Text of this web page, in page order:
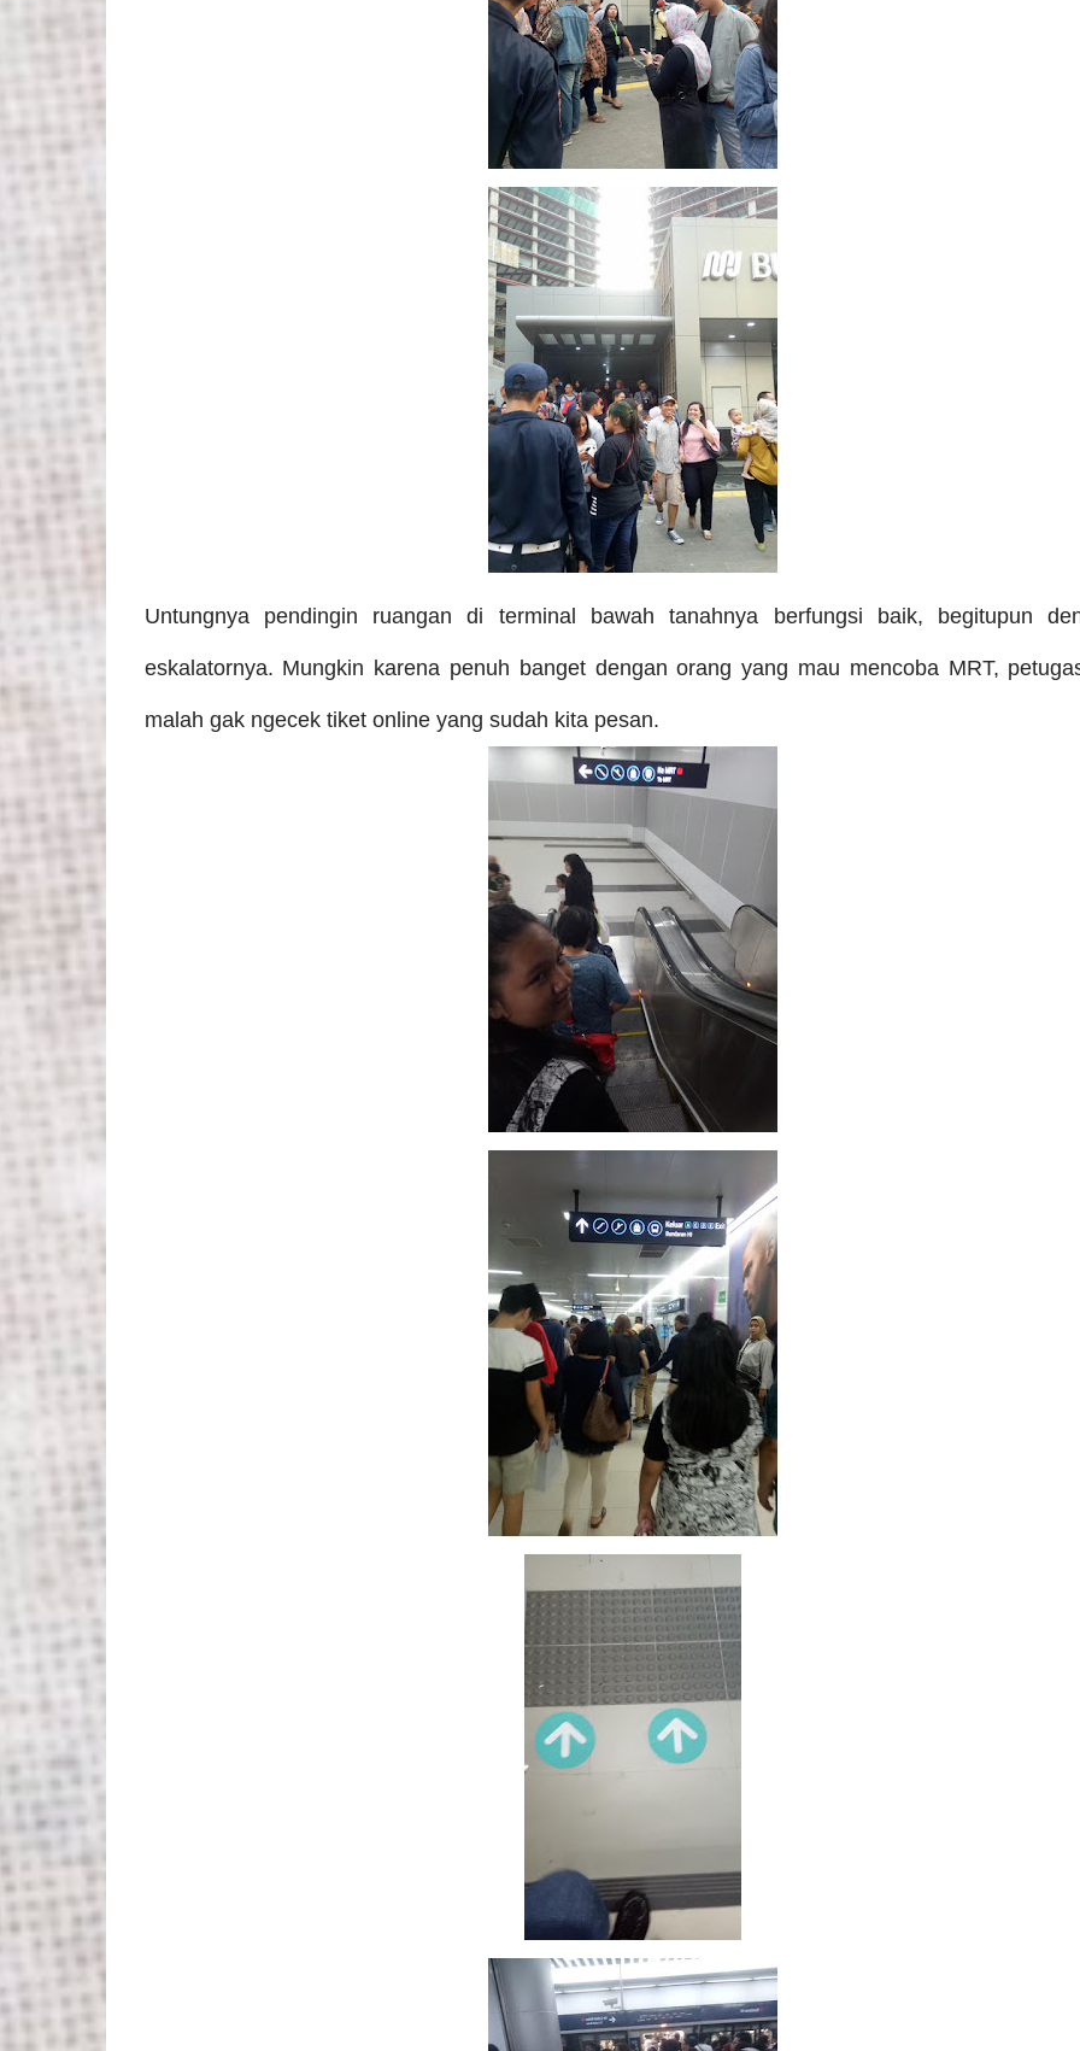
Untungnya pendingin ruangan di terminal bawah tanahnya berfungsi baik, begitupun
eskalatornya. Mungkin karena penuh banget dengan orang yang mau mencoba MRT,
malah gak ngecek tiket online yang sudah kita pesan.